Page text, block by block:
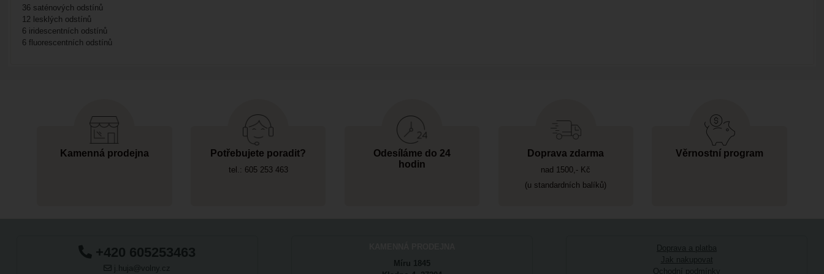
36 saténových odstínů
12 lesklých odstínů
6 iridescentních odstínů
6 fluorescentních odstínů
Kamenná prodejna Potřebujete poradit?
tel.: 605 253 463
Odesíláme do 24
hodin
Doprava zdarma
nad 1500,- Kč
(u standardních balíků)
Věrnostní program
+420 605253463
j.huja@volny.cz
Míru 1845
Doprava a platba
Jak nakupovat
Ochodní podmínky